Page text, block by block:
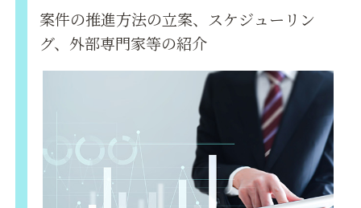
案件の推進方法の立案、スケジューリン
グ、外部専門家等の紹介